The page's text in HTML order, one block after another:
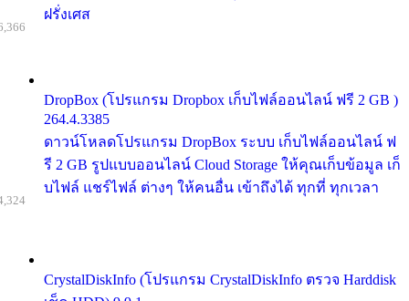
ฝรั่งเศส
DropBox (โปรแกรม Dropbox เก็บไฟล์ออนไลน์ ฟรี 2 GB )
264.4.3385
ดาวน์โหลดโปรแกรม DropBox ระบบ เก็บไฟล์ออนไลน์ ฟ
รี 2 GB รูปแบบออนไลน์ Cloud Storage ให้คุณเก็บข้อมูล เก็
บไฟล์ แชร์ไฟล์ ต่างๆ ให้คนอื่น เข้าถึงได้ ทุกที่ ทุกเวลา
CrystalDiskInfo (โปรแกรม CrystalDiskInfo ตรวจ Harddisk